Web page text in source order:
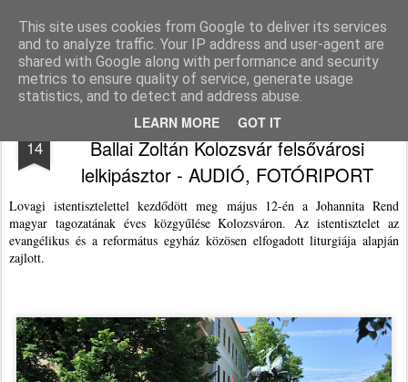
This site uses cookies from Google to deliver its services
and to analyze traffic. Your IP address and user-agent are
shared with Google along with performance and security
metrics to ensure quality of service, generate usage
statistics, and to detect and address abuse.
LEARN MORE GOT IT
Agnus blog
Pages
14
Johannita lovagi elkötelezettséget tett
Ballai Zoltán Kolozsvár felsővárosi
lelkipásztor - AUDIÓ, FOTÓRIPORT
Lovagi istentisztelettel kezdődött meg május 12-én a Johannita Rend
magyar tagozatának éves közgyűlése Kolozsváron. Az istentisztelet az
evangélikus és a református egyház közösen elfogadott liturgiája alapján
zajlott.